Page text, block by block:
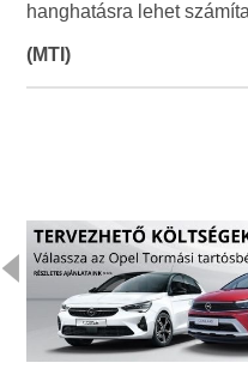
hanghatásra lehet
(MTI)